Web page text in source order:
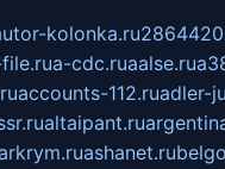
kolonka.ru
a-cdc.ruaalse.ru
accounts-112.ruadler-
altaipant.ru
ashanet.ru